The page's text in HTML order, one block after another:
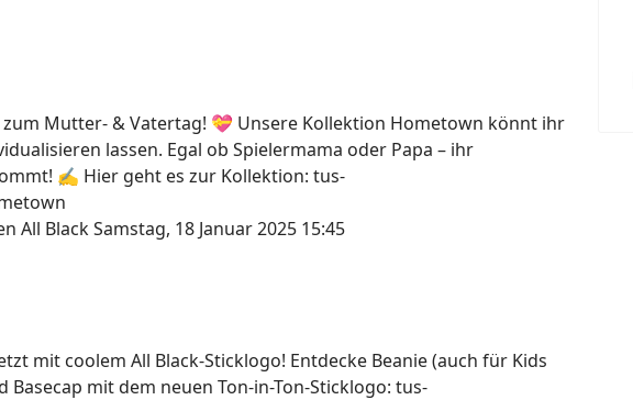
Mutter- & Vatertag! 💝 Unsere Kollektion Hometown könnt ihr
lassen. Egal ob Spielermama oder Papa – ihr
✍ Hier geht es zur Kollektion: tus-
All BlackSamstag, 18 Januar 2025 15:45
mit coolem All Black-Sticklogo! Entdecke Beanie (auch für Kids
Basecap mit dem neuen Ton-in-Ton-Sticklogo: tus-